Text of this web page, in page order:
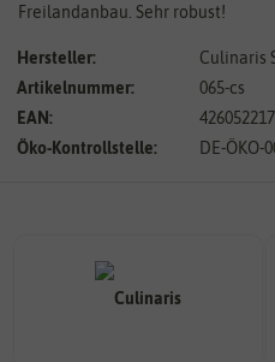
Freilandanbau. Sehr robust!
Hersteller:
Culinaris
Artikelnummer:
065-cs
EAN:
Öko-Kontrollstelle:
DE-ÖKO-